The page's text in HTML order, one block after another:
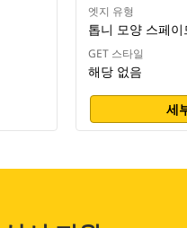
엣지 유형
톱니 모양 스페이
GET 스타일
해당 없음
세